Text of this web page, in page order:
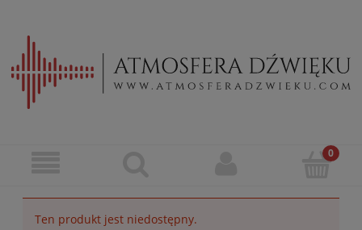
Ten produkt jest niedostępny.